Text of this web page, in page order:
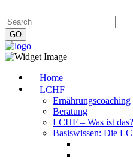
Home
LCHF
Ernährungscoaching
Beratung
LCHF – Was ist das?
Basiswissen: Die